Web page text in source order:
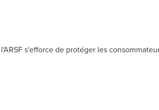
s'efforce de protéger les